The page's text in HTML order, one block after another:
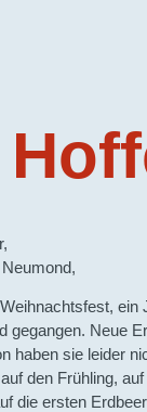
ein
gegangen. Neue
haben sie leider
den Frühling,
die ersten